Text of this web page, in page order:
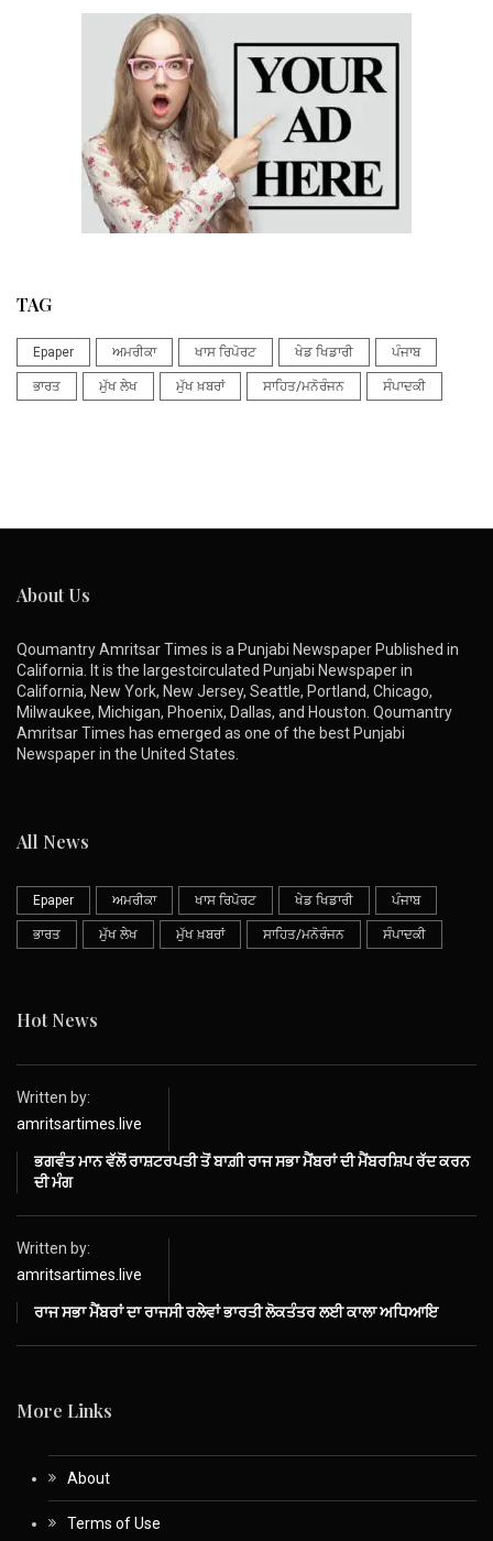
TAG
Epaper ਅਮਰੀਕਾ ਖਾਸ ਰਿਪੋਰਟ ਖੇਡ ਖਿਡਾਰੀ ਪੰਜਾਬ
ਭਾਰਤ ਮੁੱਖ ਲੇਖ ਮੁੱਖ ਖ਼ਬਰਾਂ ਸਾਹਿਤ/ਮਨੋਰੰਜਨ ਸੰਪਾਦਕੀ
About Us
Qoumantry Amritsar Times is a Punjabi Newspaper Published in
California. It is the largestcirculated Punjabi Newspaper in
California, New York, New Jersey, Seattle, Portland, Chicago,
Milwaukee, Michigan, Phoenix, Dallas, and Houston. Qoumantry
Amritsar Times has emerged as one of the best Punjabi
Newspaper in the United States.
All News
Epaper ਅਮਰੀਕਾ ਖਾਸ ਰਿਪੋਰਟ ਖੇਡ ਖਿਡਾਰੀ ਪੰਜਾਬ
ਭਾਰਤ ਮੁੱਖ ਲੇਖ ਮੁੱਖ ਖ਼ਬਰਾਂ ਸਾਹਿਤ/ਮਨੋਰੰਜਨ ਸੰਪਾਦਕੀ
Hot News
Written by:
amritsartimes.live
ਭਗਵੰਤ ਮਾਨ ਵੱਲੋਂ ਰਾਸ਼ਟਰਪਤੀ ਤੋਂ ਬਾਗ਼ੀ ਰਾਜ ਸਭਾ ਮੈਂਬਰਾਂ ਦੀ ਮੈਂਬਰਸ਼ਿਪ ਰੱਦ ਕਰਨ
ਦੀ ਮੰਗ
Written by:
amritsartimes.live
ਰਾਜ ਸਭਾ ਮੈਂਬਰਾਂ ਦਾ ਰਾਜਸੀ ਰਲੇਵਾਂ ਭਾਰਤੀ ਲੋਕਤੰਤਰ ਲਈ ਕਾਲਾ ਅਧਿਆਇ
More Links
About
Terms of Use